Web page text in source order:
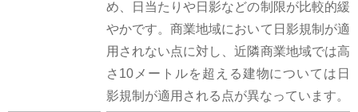
め、日当たりや日影などの制限が比較的緩
やかです。商業地域において日影規制が適
用されない点に対し、近隣商業地域では高
さ10メートルを超える建物については日
影規制が適用される点が異なっています。